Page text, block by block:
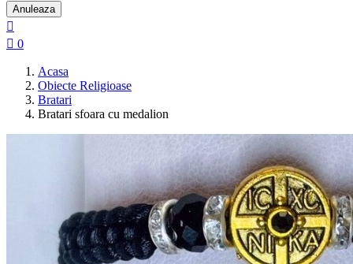
Anuleaza

 0
Acasa
Obiecte Religioase
Bratari
Bratari sfoara cu medalion